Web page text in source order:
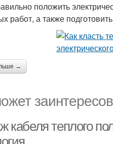
положить
работ, а также
→
кабеля теплого